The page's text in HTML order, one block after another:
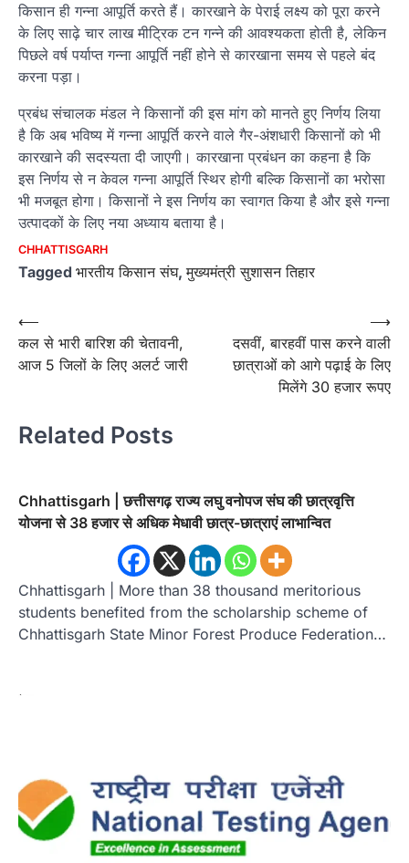
किसान ही गन्ना आपूर्ति करते हैं। कारखाने के पेराई लक्ष्य को पूरा करने
के लिए साढ़े चार लाख मीट्रिक टन गन्ने की आवश्यकता होती है, लेकिन
पिछले वर्ष पर्याप्त गन्ना आपूर्ति नहीं होने से कारखाना समय से पहले बंद
करना पड़ा।
प्रबंध संचालक मंडल ने किसानों की इस मांग को मानते हुए निर्णय लिया
है कि अब भविष्य में गन्ना आपूर्ति करने वाले गैर-अंशधारी किसानों को भी
कारखाने की सदस्यता दी जाएगी। कारखाना प्रबंधन का कहना है कि
इस निर्णय से न केवल गन्ना आपूर्ति स्थिर होगी बल्कि किसानों का भरोसा
भी मजबूत होगा। किसानों ने इस निर्णय का स्वागत किया है और इसे गन्ना
उत्पादकों के लिए नया अध्याय बताया है।
CHHATTISGARH
Tagged भारतीय किसान संघ,मुख्यमंत्री सुशासन तिहार
Post
navigation
⟵
कल से भारी बारिश की चेतावनी,
आज 5 जिलों के लिए अलर्ट जारी
दसवीं, बारहवीं पास करने वाली
छात्राओं को आगे पढ़ाई के लिए
मिलेंगे 30 हजार रूपए
⟶
Related Posts
Chhattisgarh | छत्तीसगढ़ राज्य लघु वनोपज संघ की छात्रवृत्ति
योजना से 38 हजार से अधिक मेधावी छात्र-छात्राएं लाभान्वित
Chhattisgarh | More than 38 thousand meritorious
students benefited from the scholarship scheme of
Chhattisgarh State Minor Forest Produce Federation…